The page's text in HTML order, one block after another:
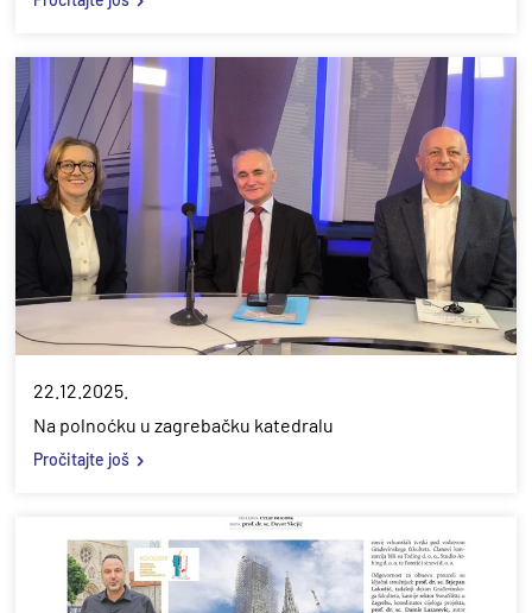
22.12.2025.
Na polnoćku u zagrebačku katedralu
Pročitajte još